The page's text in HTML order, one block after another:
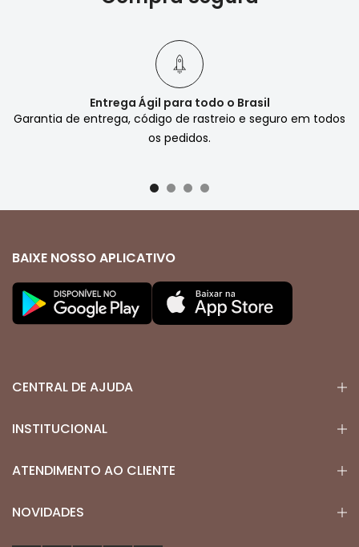
Entrega Ágil para todo o Brasil
Garantia de entrega, código de rastreio e seguro em todos
os pedidos.
BAIXE NOSSO APLICATIVO
CENTRAL DE AJUDA
INSTITUCIONAL
ATENDIMENTO AO CLIENTE
NOVIDADES